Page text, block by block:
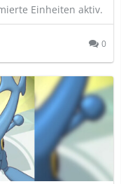
Einheiten aktiv.
0